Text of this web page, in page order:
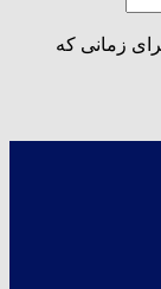
زمانی که